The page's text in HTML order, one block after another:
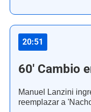
20:51
60' Cambio
Manuel Lanzini
reemplazar a